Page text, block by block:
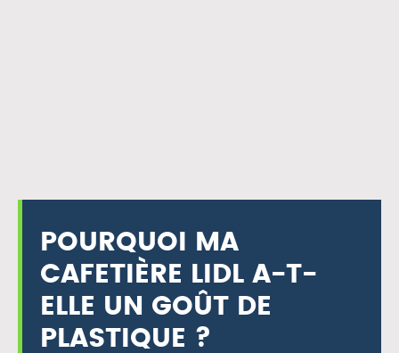
POURQUOI MA
CAFETIÈRE LIDL A-T-
ELLE UN GOÛT DE
PLASTIQUE ?